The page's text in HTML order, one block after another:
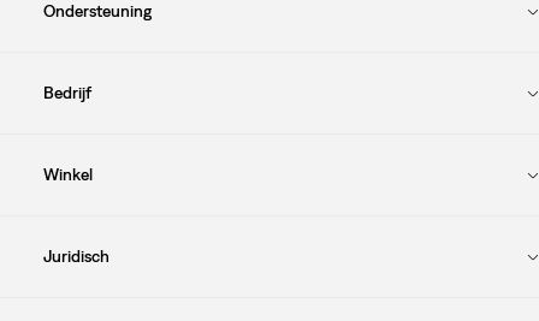
Ondersteuning
Bedrijf
Winkel
Juridisch